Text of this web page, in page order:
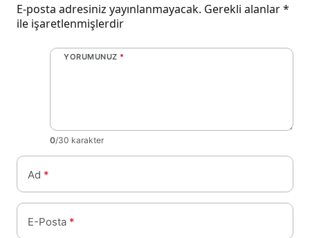
E-posta adresiniz yayınlanmayacak. Gerekli alanlar*
ile işaretlenmişlerdir
YORUMUNUZ *
0/30 karakter
Ad *
E-Posta *